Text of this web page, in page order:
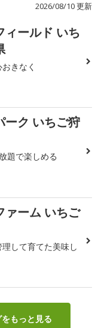
2026/08/10 更新
ィールド いち
きなく
ーク いちご狩
題で楽しめる
ァーム いちご
して育てた美味し
もっと見る